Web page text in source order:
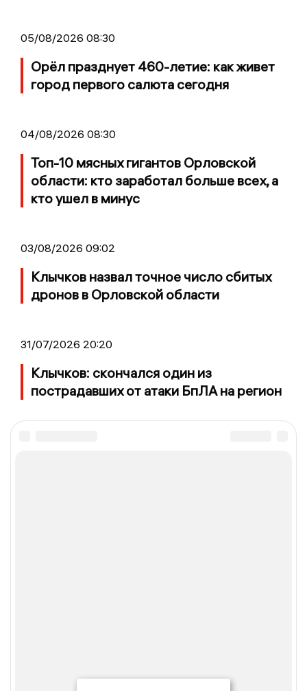
05/08/2026 08:30
Орёл празднует 460-летие: как живет
город первого салюта сегодня
04/08/2026 08:30
Топ-10 мясных гигантов Орловской
области: кто заработал больше всех, а
кто ушел в минус
03/08/2026 09:02
Клычков назвал точное число сбитых
дронов в Орловской области
31/07/2026 20:20
Клычков: скончался один из
пострадавших от атаки БпЛА на регион